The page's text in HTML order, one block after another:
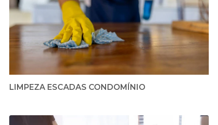
LIMPEZA ESCADAS CONDOMÍNIO